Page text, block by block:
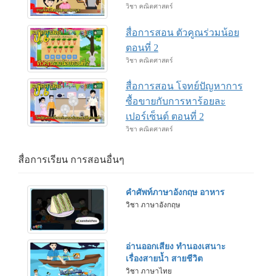
วิชา คณิตศาสตร์
สื่อการสอน ตัวคูณร่วมน้อย
ตอนที่ 2
วิชา คณิตศาสตร์
สื่อการสอน โจทย์ปัญหาการ
ซื้อขายกับการหาร้อยละ
เปอร์เซ็นต์ ตอนที่ 2
วิชา คณิตศาสตร์
สื่อการเรียน การสอนอื่นๆ
คำศัพท์ภาษาอังกฤษ อาหาร
วิชา ภาษาอังกฤษ
อ่านออกเสียง ทำนองเสนาะ
เรื่องสายน้ำ สายชีวิต
วิชา ภาษาไทย